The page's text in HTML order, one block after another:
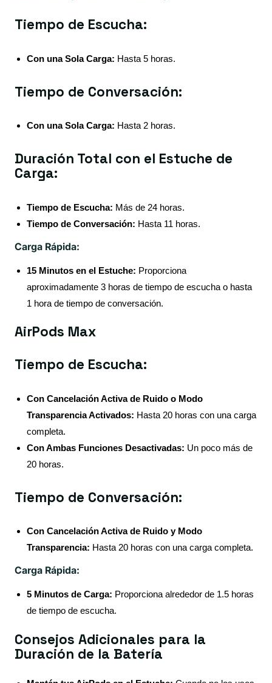
Tiempo de Escucha:
Con una Sola Carga: Hasta 5 horas.
Tiempo de Conversación:
Con una Sola Carga: Hasta 2 horas.
Duración Total con el Estuche de
Carga:
Tiempo de Escucha: Más de 24 horas.
Tiempo de Conversación: Hasta 11 horas.
Carga Rápida:
15 Minutos en el Estuche: Proporciona
aproximadamente 3 horas de tiempo de escucha o hasta
1 hora de tiempo de conversación.
AirPods Max
Tiempo de Escucha:
Con Cancelación Activa de Ruido o Modo
Transparencia Activados: Hasta 20 horas con una carga
completa.
Con Ambas Funciones Desactivadas: Un poco más de
20 horas.
Tiempo de Conversación:
Con Cancelación Activa de Ruido y Modo
Transparencia: Hasta 20 horas con una carga completa.
Carga Rápida:
5 Minutos de Carga: Proporciona alrededor de 1.5 horas
de tiempo de escucha.
Consejos Adicionales para la
Duración de la Batería